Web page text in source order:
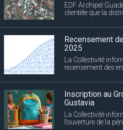
EDF Archipel
clientèle que la
Recensement
2025
La Collectivité
recensement des
Inscription au
Gustavia
La Collectivité
l’ouverture de la